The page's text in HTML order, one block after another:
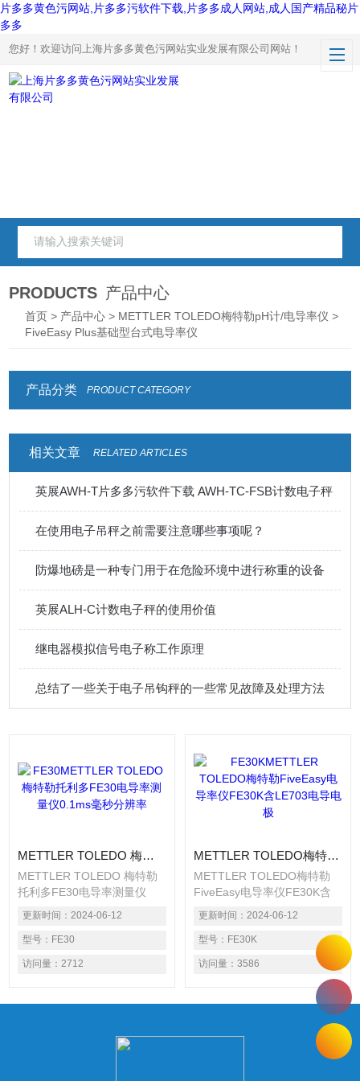
片多多黄色污网站,片多多污软件下载,片多多成人网站,成人国产精品秘片
多多
您好！欢迎访问上海片多多黄色污网站实业发展有限公司网站！
PRODUCTS 产品中心
首页 > 产品中心 > METTLER TOLEDO梅特勒pH计/电导率仪 >
FiveEasy Plus基础型台式电导率仪
产品分类 PRODUCT CATEGORY
相关文章 RELATED ARTICLES
英展AWH-T片多多污软件下载 AWH-TC-FSB计数电子秤
在使用电子吊秤之前需要注意哪些事项呢？
防爆地磅是一种专门用于在危险环境中进行称重的设备
英展ALH-C计数电子秤的使用价值
继电器模拟信号电子称工作原理
总结了一些关于电子吊钩秤的一些常见故障及处理方法
METTLER TOLEDO 梅特勒托利多FE30电导率测量仪0.1ms毫秒分辨率
METTLER TOLEDO 梅特勒
托利多FE30电导率测量仪
0.1ms毫秒分辨率、电导标准
液等 一点校准（内置零
点），仪器预置三种标准液、
两个参比温度（20℃和
25℃）； ? 能测量两种指
自动/手动两种终点方式，对
更新时间： 2024-06-12
型号： FE30
访问量： 2712
METTLER TOLEDO梅特勒FiveEasy电导率仪FE30K含LE703电导电极
METTLER TOLEDO梅特勒
FiveEasy电导率仪FE30K含
LE703电导电极含FiveEasy
电导率仪主机，LE703电导电
极、电极支架、电导标准液等
一点校准（内置零点），仪器
预置三种标准液、两个参比温
度（20℃和25℃）； ? 能测
量两种指标：电导率、
TDS； 自动/手动两种
终点方式，对于不同样品可选
更新时间： 2024-06-12
型号： FE30K
访问量： 3586